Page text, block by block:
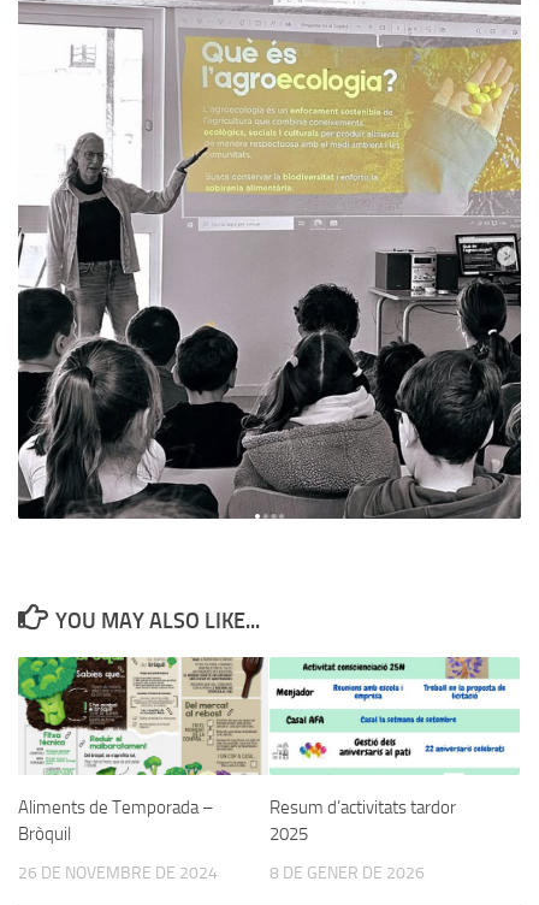
YOU MAY ALSO LIKE...
Aliments de Temporada –
Bròquil
26 DE NOVEMBRE DE 2024
Resum d’activitats tardor
2025
8 DE GENER DE 2026